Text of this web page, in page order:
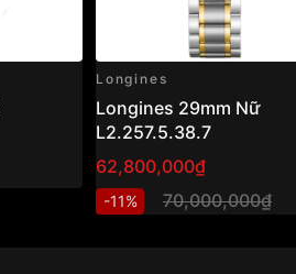
Longines
Longines 29mm Nữ
L2.257.5.38.7
62,800,000₫
-11% 70,000,000₫